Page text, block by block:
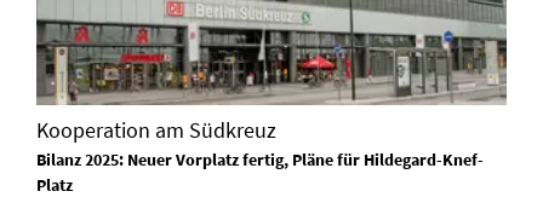
Kooperation am Südkreuz
Bilanz 2025: Neuer Vorplatz fertig, Pläne für Hildegard-Knef-
Platz